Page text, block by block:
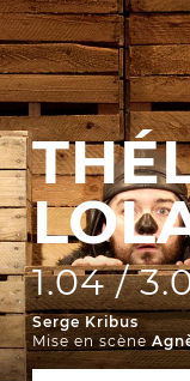
LE TNN
Muriel
Le CDN
La Troupe et
L’Équipe
Les Partenaires
1.04 /
Serge Kribus
Mise en scène